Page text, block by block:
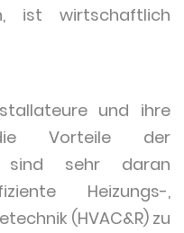
ist wirtschaftlich
und ihre
Vorteile der
sind sehr daran
Heizungs-,
(HVAC&R) zu